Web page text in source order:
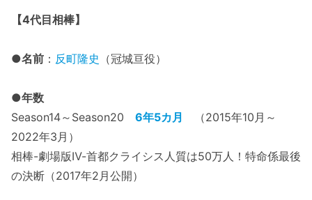
【4代目相棒】
●名前 ： 反町隆史 （冠城亘役）
●年数
Season14～Season20 6年5カ月
（2015年10月～
2022年3月）
相棒-劇場版Ⅳ-首都クライシス人質は50万人！特命係最後
の決断（2017年2月公開）